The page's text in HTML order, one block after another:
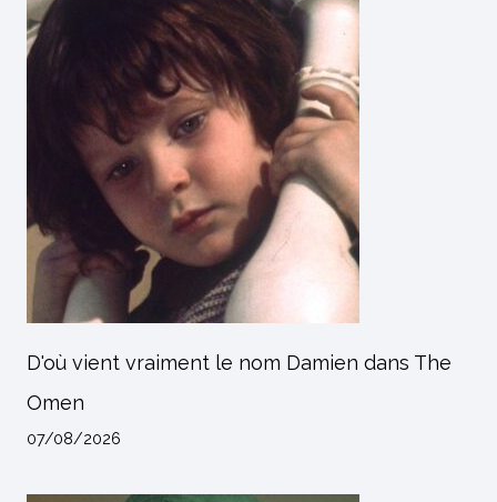
D'où vient vraiment le nom Damien dans The
Omen
07/08/2026